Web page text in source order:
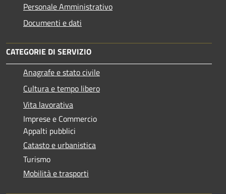
Personale Amministrativo
Documenti e dati
CATEGORIE DI SERVIZIO
Anagrafe e stato civile
Cultura e tempo libero
Vita lavorativa
Imprese e Commercio
Appalti pubblici
Catasto e urbanistica
Turismo
Mobilità e trasporti